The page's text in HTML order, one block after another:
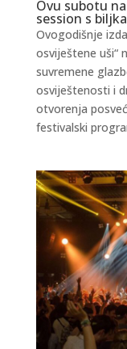
Ovu subotu
session s
Ovogodišnje
osviještene uši“
suvremene
osviještenosti i
otvorenja
festivalski